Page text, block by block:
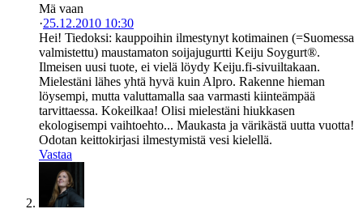
Mä vaan
·25.12.2010 10:30
Hei! Tiedoksi: kauppoihin ilmestynyt kotimainen (=Suomessa
valmistettu) maustamaton soijajugurtti Keiju Soygurt®.
Ilmeisen uusi tuote, ei vielä löydy Keiju.fi-sivuiltakaan.
Mielestäni lähes yhtä hyvä kuin Alpro. Rakenne hieman
löysempi, mutta valuttamalla saa varmasti kiinteämpää
tarvittaessa. Kokeilkaa! Olisi mielestäni hiukkasen
ekologisempi vaihtoehto... Maukasta ja värikästä uutta vuotta!
Odotan keittokirjasi ilmestymistä vesi kielellä.
Vastaa